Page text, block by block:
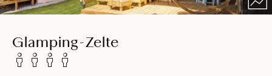
Glamping-Zelte